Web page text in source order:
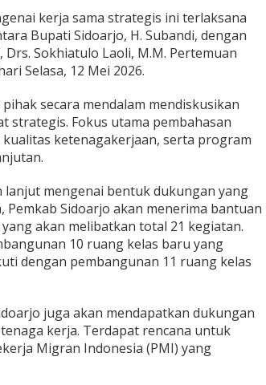
kerja sama strategis ini terlaksana
Bupati Sidoarjo, H. Subandi, dengan
Sokhiatulo Laoli, M.M. Pertemuan
Selasa, 12 Mei 2026.
secara mendalam mendiskusikan
strategis. Fokus utama pembahasan
ketenagakerjaan, serta program
lanjut mengenai bentuk dukungan yang
Sidoarjo akan menerima bantuan
akan melibatkan total 21 kegiatan.
10 ruang kelas baru yang
dengan pembangunan 11 ruang kelas
juga akan mendapatkan dukungan
kerja. Terdapat rencana untuk
Migran Indonesia (PMI) yang